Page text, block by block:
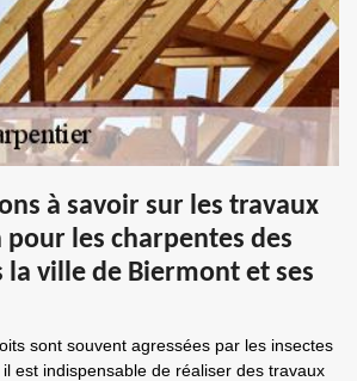
à savoir sur les travaux
les charpentes des
la ville de Biermont et ses
sont souvent agressées par les insectes
est indispensable de réaliser des travaux